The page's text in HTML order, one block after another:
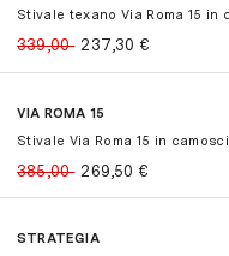
339,00 237,30€
-30%
-30%
VIA ROMA 15
385,00 269,50€
STRATEGIA